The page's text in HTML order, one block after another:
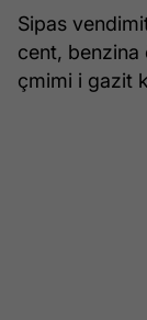
Sipas
cent, benzina
çmimi i gazit